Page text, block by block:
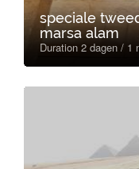
speciale
marsa alam
Duration 2 dagen / 1